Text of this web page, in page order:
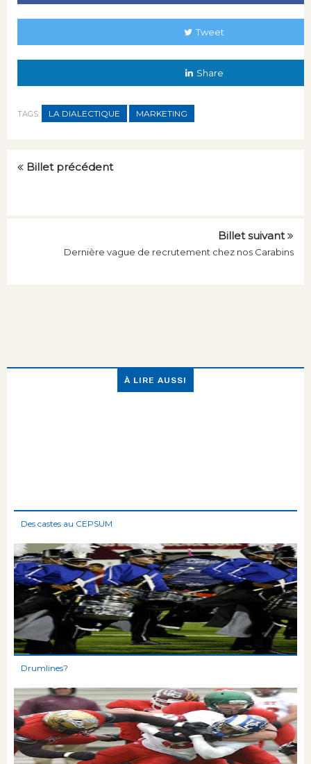
Tweet
Share
TAGS: LA DIALECTIQUE MARKETING
Billet précédent
Billet suivant
Dernière vague de recrutement chez nos Carabins
À LIRE AUSSI
Des castes au CEPSUM
Drumlines?